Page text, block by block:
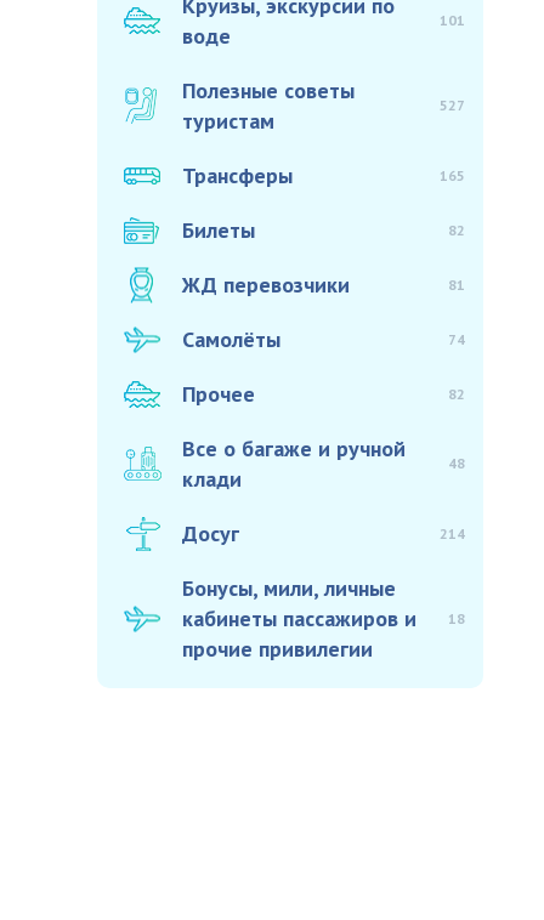
воде
101
Полезные советы
туристам
527
Трансферы 165
Билеты 82
ЖД перевозчики 81
Самолёты 74
Прочее 82
Все о багаже и ручной
клади
48
Досуг 214
Бонусы, мили, личные
кабинеты пассажиров и
прочие привилегии
18